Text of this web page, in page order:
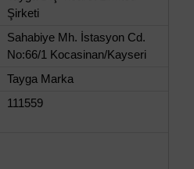
Şirketi
Sahabiye Mh. İstasyon Cd.
No:66/1 Kocasinan/Kayseri
Tayga Marka
111559